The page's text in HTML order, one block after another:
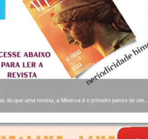
do que uma revista, a Minerva é o primeiro passo de um...